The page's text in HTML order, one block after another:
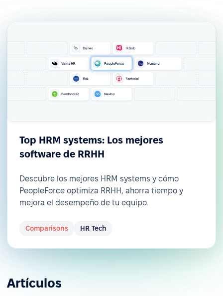
Top HRM systems: Los mejores
software de RRHH
Descubre los mejores HRM systems y cómo
PeopleForce optimiza RRHH, ahorra tiempo y
mejora el desempeño de tu equipo.
Comparisons HR Tech
Artículos